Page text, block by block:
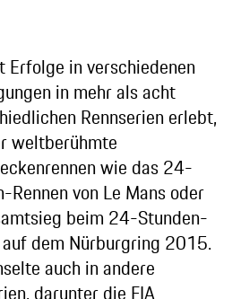
Erfolge in verschiedenen
in mehr als acht
Rennserien erlebt,
weltberühmte
wie das 24-
Rennen von Le Mans oder
beim 24-Stunden-
auf dem Nürburgring 2015.
auch in andere
darunter die FIA